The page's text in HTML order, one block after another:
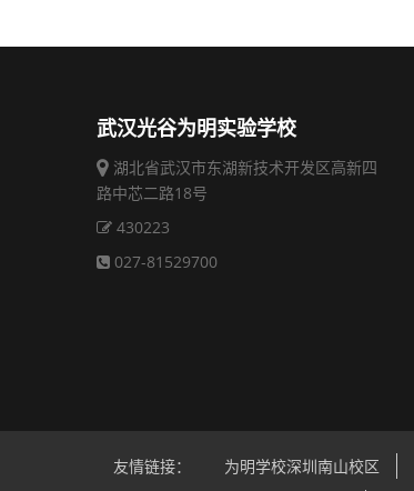
武汉光谷为明实验学校
湖北省武汉市东湖新技术开发区高新四
路中芯二路18号
430223
027-81529700
友情链接： 为明学校深圳南山校区